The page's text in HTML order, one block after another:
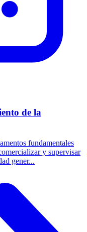
de la
fundamentales
y supervisar
gener...